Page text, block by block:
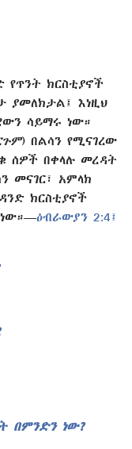
የጥንት ክርስቲያኖች
ያመለክታል፤ እነዚህ
ሳይማሩ ነው።
) በልሳን የሚናገረው
ሰዎች በቀላሉ መረዳት
መናገር፣ አምላክ
ክርስቲያኖች
ዕብራውያን 2:4፤
በምንድን ነው?